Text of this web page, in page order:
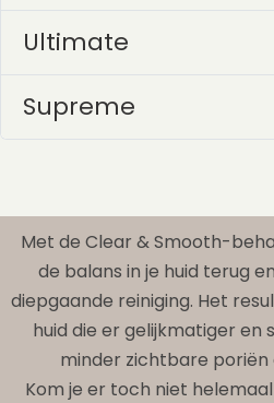
Ultimate
Supreme
Met de Clear & Smooth-
de balans in je huid terug
diepgaande reiniging. Het
huid die er gelijkmatiger en
minder zichtbare poriën
Kom je er toch niet